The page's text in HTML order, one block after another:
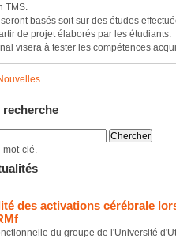
TMS.
basés soit sur des études
de projet élaborés par les étudiants.
visera à tester les compétences
recherche
clé.
des activations cérébrale
du groupe de l'Université